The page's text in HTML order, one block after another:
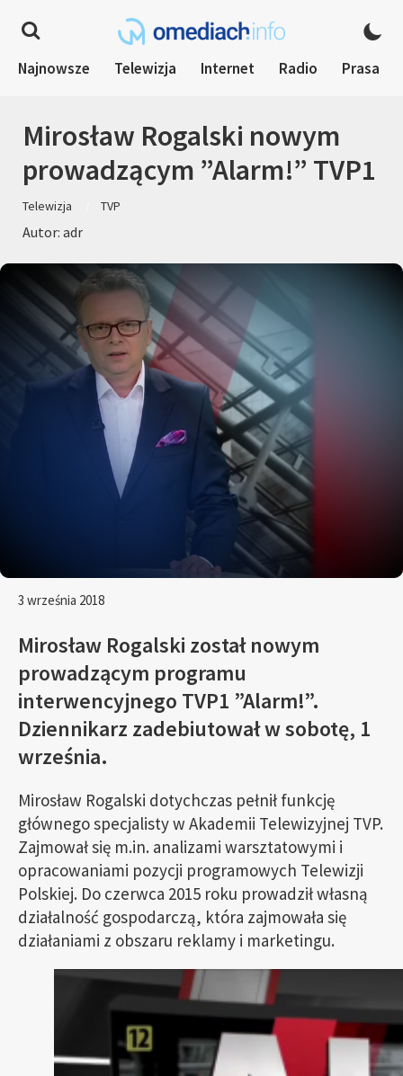
Najnowsze Telewizja Internet Radio Prasa
Mirosław Rogalski nowym
prowadzącym ”Alarm!” TVP1
Telewizja TVP
Autor: adr
3 września 2018
Mirosław Rogalski został nowym
prowadzącym programu
interwencyjnego TVP1 ”Alarm!”.
Dziennikarz zadebiutował w sobotę, 1
września.
Mirosław Rogalski dotychczas pełnił funkcję
głównego specjalisty w Akademii Telewizyjnej TVP.
Zajmował się m.in. analizami warsztatowymi i
opracowaniami pozycji programowych Telewizji
Polskiej. Do czerwca 2015 roku prowadził własną
działalność gospodarczą, która zajmowała się
działaniami z obszaru reklamy i marketingu.